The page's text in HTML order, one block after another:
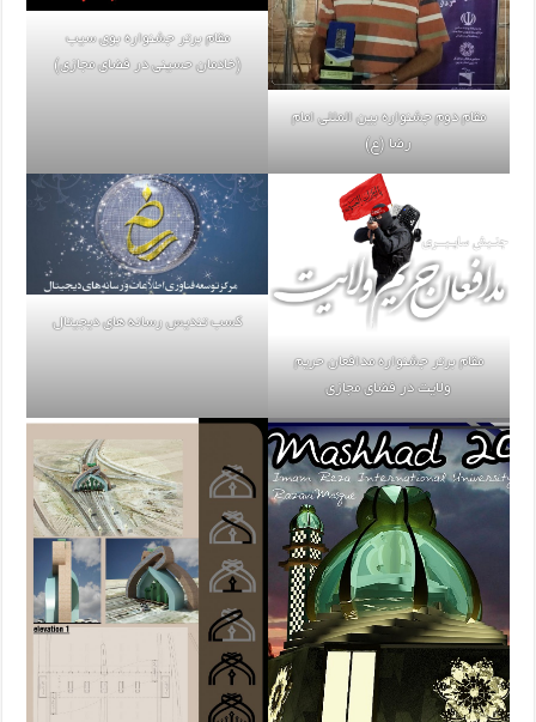
مقام دوم جشنواره بین المللی امام
رضا (ع)
مقام برتر جشنواره بوی سیب
(خادمان حسینی در فضای مجازی)
مقام برتر جشنواره مدافعان حریم
ولایت در فضای مجازی
کسب تندیس رسانه های دیجیتال